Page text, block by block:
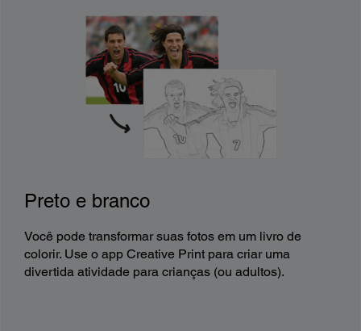
Preto e branco
Você pode transformar suas fotos em um livro de
colorir. Use o app Creative Print para criar uma
divertida atividade para crianças (ou adultos).